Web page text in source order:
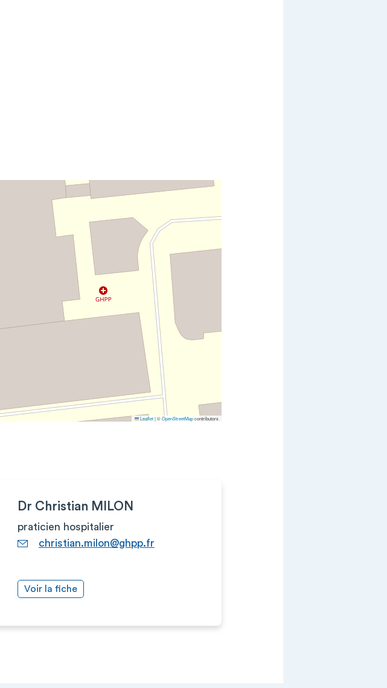
Leaflet|©OpenStreetMapcontributors
Dr Christian MILON
praticien hospitalier
christian.milon@ghpp.fr
Voir la fiche